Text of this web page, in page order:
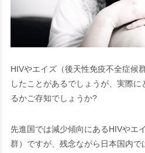
HIVやエイズ（後天性免疫不全症候
したことがあるでしょうが、実際
るかご存知でしょうか?
先進国では減少傾向にあるHIVやエ
群）ですが、残念ながら日本国内